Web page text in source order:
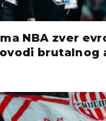
NBA zver
brutalnog